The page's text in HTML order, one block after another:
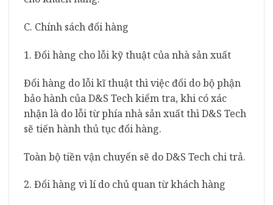
C. Chính sách đổi hàng
1. Đổi hàng cho lỗi kỹ thuật của nhà sản xuất
Đổi hàng do lỗi kĩ thuật thì việc đổi do bộ phận
bảo hành của D&S Tech kiểm tra, khi có xác
nhận là do lỗi từ phía nhà sản xuất thì D&S Tech
sẽ tiến hành thủ tục đổi hàng.
Toàn bộ tiền vận chuyển sẽ do D&S Tech chi trả.
2. Đổi hàng vì lí do chủ quan từ khách hàng